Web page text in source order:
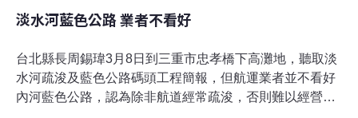
淡水河藍色公路 業者不看好
台北縣長周錫瑋3月8日到三重市忠孝橋下高灘地，聽取淡
水河疏浚及藍色公路碼頭工程簡報，但航運業者並不看好
內河藍色公路，認為除非航道經常疏浚，否則難以經營。